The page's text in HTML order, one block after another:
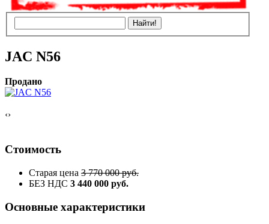
JAC N56
Продано
‹›
Стоимость
Старая цена 3 770 000 руб.
БЕЗ НДС 3 440 000 руб.
Основные характеристики